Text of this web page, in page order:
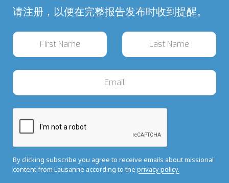
请注册，以便在完整报告发布时收到提醒。
By clicking subscribe you agree to receive emails about missional
content from Lausanne according to the privacy policy.